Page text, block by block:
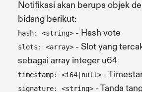
Notifikasi akan berupa objek
bidang berikut:
hash: <string> - Hash vote
slots: <array> - Slot yang
sebagai array integer u64
timestamp: <i64|null> -
signature: <string> - Tanda